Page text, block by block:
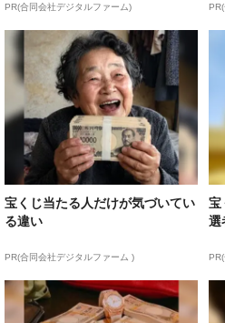
PR(合同会社デジタルファーム)
宝くじ当たる人だけが気づいてい
る違い
PR(合同会社デジタルファーム )
宝
選